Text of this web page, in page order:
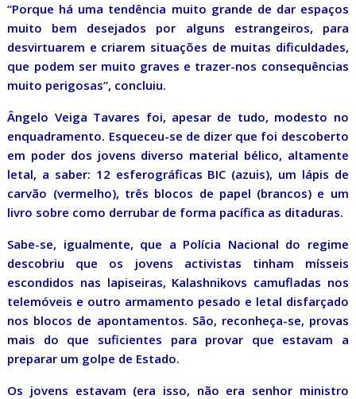
“Porque há uma tendência muito grande de dar espaços
muito bem desejados por alguns estrangeiros, para
desvirtuarem e criarem situações de muitas dificuldades,
que podem ser muito graves e trazer-nos consequências
muito perigosas”, concluiu.
Ângelo Veiga Tavares foi, apesar de tudo, modesto no
enquadramento. Esqueceu-se de dizer que foi descoberto
em poder dos jovens diverso material bélico, altamente
letal, a saber: 12 esferográficas BIC (azuis), um lápis de
carvão (vermelho), três blocos de papel (brancos) e um
livro sobre como derrubar de forma pacífica as ditaduras.
Sabe-se, igualmente, que a Polícia Nacional do regime
descobriu que os jovens activistas tinham mísseis
escondidos nas lapiseiras, Kalashnikovs camufladas nos
telemóveis e outro armamento pesado e letal disfarçado
nos blocos de apontamentos. São, reconheça-se, provas
mais do que suficientes para provar que estavam a
preparar um golpe de Estado.
Os jovens estavam (era isso, não era senhor ministro